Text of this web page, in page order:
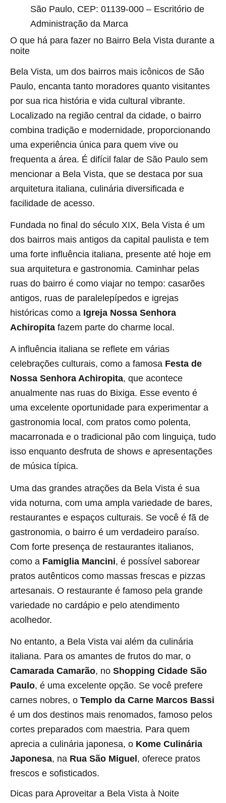
São Paulo, CEP: 01139-000 – Escritório de
Administração da Marca
O que há para fazer no Bairro Bela Vista durante a
noite
Bela Vista, um dos bairros mais icônicos de São
Paulo, encanta tanto moradores quanto visitantes
por sua rica história e vida cultural vibrante.
Localizado na região central da cidade, o bairro
combina tradição e modernidade, proporcionando
uma experiência única para quem vive ou
frequenta a área. É difícil falar de São Paulo sem
mencionar a Bela Vista, que se destaca por sua
arquitetura italiana, culinária diversificada e
facilidade de acesso.
Fundada no final do século XIX, Bela Vista é um
dos bairros mais antigos da capital paulista e tem
uma forte influência italiana, presente até hoje em
sua arquitetura e gastronomia. Caminhar pelas
ruas do bairro é como viajar no tempo: casarões
antigos, ruas de paralelepípedos e igrejas
históricas como a Igreja Nossa Senhora
Achiropita fazem parte do charme local.
A influência italiana se reflete em várias
celebrações culturais, como a famosa Festa de
Nossa Senhora Achiropita, que acontece
anualmente nas ruas do Bixiga. Esse evento é
uma excelente oportunidade para experimentar a
gastronomia local, com pratos como polenta,
macarronada e o tradicional pão com linguiça, tudo
isso enquanto desfruta de shows e apresentações
de música típica.
Uma das grandes atrações da Bela Vista é sua
vida noturna, com uma ampla variedade de bares,
restaurantes e espaços culturais. Se você é fã de
gastronomia, o bairro é um verdadeiro paraíso.
Com forte presença de restaurantes italianos,
como a Famiglia Mancini, é possível saborear
pratos autênticos como massas frescas e pizzas
artesanais. O restaurante é famoso pela grande
variedade no cardápio e pelo atendimento
acolhedor.
No entanto, a Bela Vista vai além da culinária
italiana. Para os amantes de frutos do mar, o
Camarada Camarão, no Shopping Cidade São
Paulo, é uma excelente opção. Se você prefere
carnes nobres, o Templo da Carne Marcos Bassi
é um dos destinos mais renomados, famoso pelos
cortes preparados com maestria. Para quem
aprecia a culinária japonesa, o Kome Culinária
Japonesa, na Rua São Miguel , oferece pratos
frescos e sofisticados.
Dicas para Aproveitar a Bela Vista à Noite